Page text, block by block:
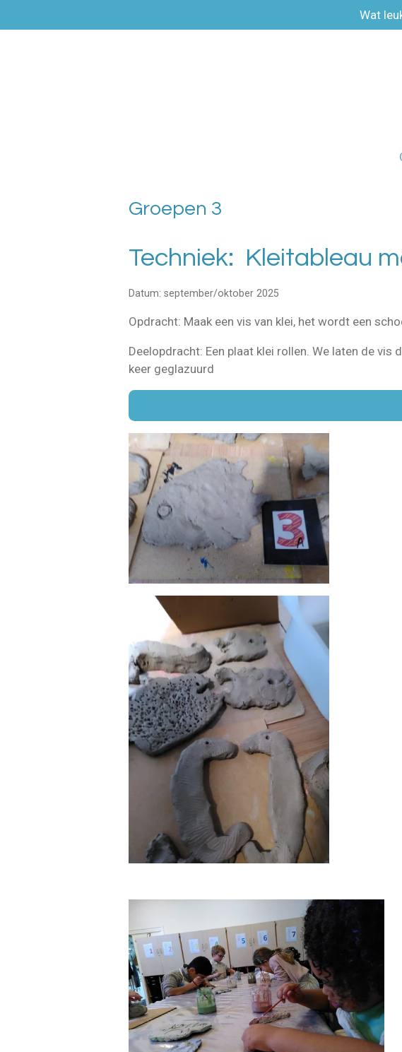
direct
Wat
Groepen 3
Techniek: Kleitableau
Datum: september/oktober 2025
Opdracht: Maak een vis van klei, het wordt een
Deelopdracht: Een plaat klei rollen. We laten de vis
keer geglazuurd